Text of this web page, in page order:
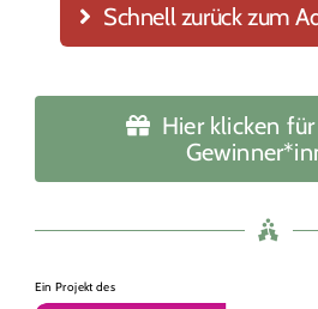
Schnell zurück zum
Hier klicken
Ein Projekt des